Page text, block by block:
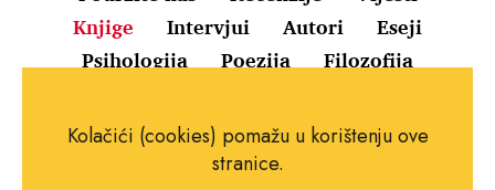
Knjige
Intervjui Autori
Eseji
Psihologija
Poezija Filozofija
Uvjeti korištenja
Pravila o kolačićima
Impressum
Kolačići (cookies) pomažu u korištenju ove
stranice.